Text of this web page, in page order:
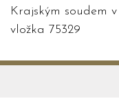
Krajským soudem
vložka 75329